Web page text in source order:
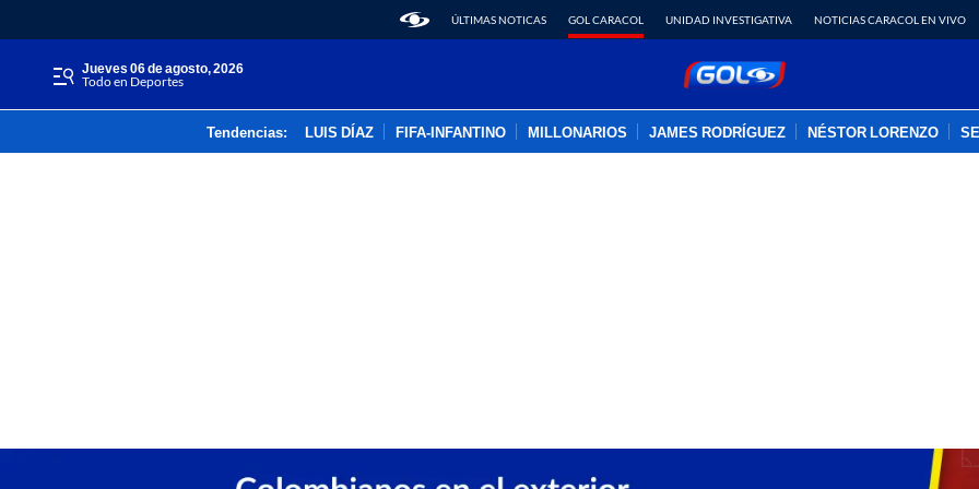
ÚLTIMAS NOTICAS GOL CARACOL UNIDAD INVESTIGATIVA NOTICIAS CARACOL EN VIVO
jueves 06 de agosto, 2026
Todo en Deportes
Tendencias: LUIS DÍAZ FIFA-INFANTINO MILLONARIOS JAMES RODRÍGUEZ NÉSTOR LORENZO